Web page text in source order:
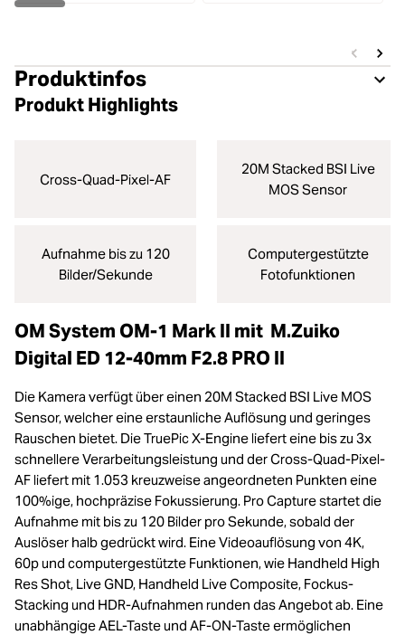
Produktinfos
Produkt Highlights
Cross-Quad-Pixel-AF
20M Stacked BSI Live
MOS Sensor
Aufnahme bis zu 120
Bilder/Sekunde
Computergestützte
Fotofunktionen
OM System OM-1 Mark II mit M.Zuiko
Digital ED 12‑40mm F2.8 PRO II
Die Kamera verfügt über einen 20M Stacked BSI Live MOS
Sensor, welcher eine erstaunliche Auflösung und geringes
Rauschen bietet. Die TruePic X-Engine liefert eine bis zu 3x
schnellere Verarbeitungsleistung und der Cross-Quad-Pixel-
AF liefert mit 1.053 kreuzweise angeordneten Punkten eine
100%ige, hochpräzise Fokussierung. Pro Capture startet die
Aufnahme mit bis zu 120 Bilder pro Sekunde, sobald der
Auslöser halb gedrückt wird. Eine Videoauflösung von 4K,
60p und computergestützte Funktionen, wie Handheld High
Res Shot, Live GND, Handheld Live Composite, Fockus-
Stacking und HDR-Aufnahmen runden das Angebot ab. Eine
unabhängige AEL-Taste und AF-ON-Taste ermöglichen